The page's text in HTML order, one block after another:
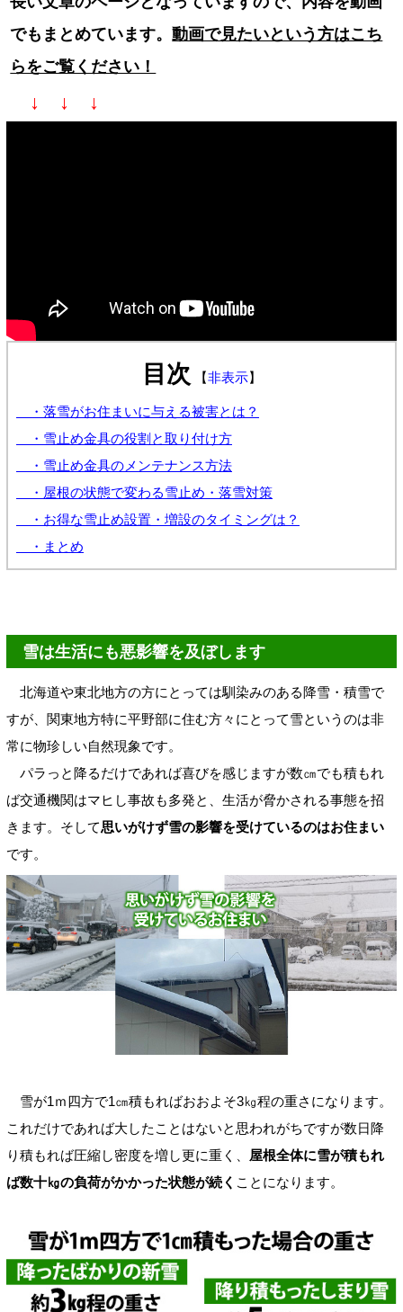
でもまとめています。動画で見たいという方はこち
らをご覧ください！
↓ ↓ ↓
目次 【非表示】
・落雪がお住まいに与える被害とは？
・雪止め金具の役割と取り付け方
・雪止め金具のメンテナンス方法
・屋根の状態で変わる雪止め・落雪対策
・お得な雪止め設置・増設のタイミングは？
・まとめ
雪は生活にも悪影響を及ぼします
北海道や東北地方の方にとっては馴染みのある降雪・積雪で
すが、関東地方特に平野部に住む方々にとって雪というのは非
常に物珍しい自然現象です。
パラっと降るだけであれば喜びを感じますが数㎝でも積もれ
ば交通機関はマヒし事故も多発と、生活が脅かされる事態を招
きます。そして思いがけず雪の影響を受けているのはお住まい
です。
雪が1ｍ四方で1㎝積もればおおよそ3㎏程の重さになります。
これだけであれば大したことはないと思われがちですが数日降
り積もれば圧縮し密度を増し更に重く、 屋根全体に雪が積もれ
ば数十㎏の負荷がかかった状態が続く ことになります。